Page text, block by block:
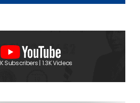
Subscribers | 1.3K Videos